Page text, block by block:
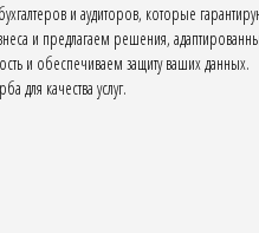
и аудиторов, которые
и предлагаем решения,
и обеспечиваем защиту ваших данных.
для качества услуг.